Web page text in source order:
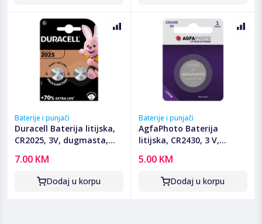
Baterije i punjači
Duracell Baterija litijska,
CR2025, 3V, dugmasta,
7.00 KM
Dodaj u korpu
Baterije i punjači
AgfaPhoto Baterija
litijska, CR2430, 3 V,
CR2430 B1
5.00 KM
Dodaj u korpu